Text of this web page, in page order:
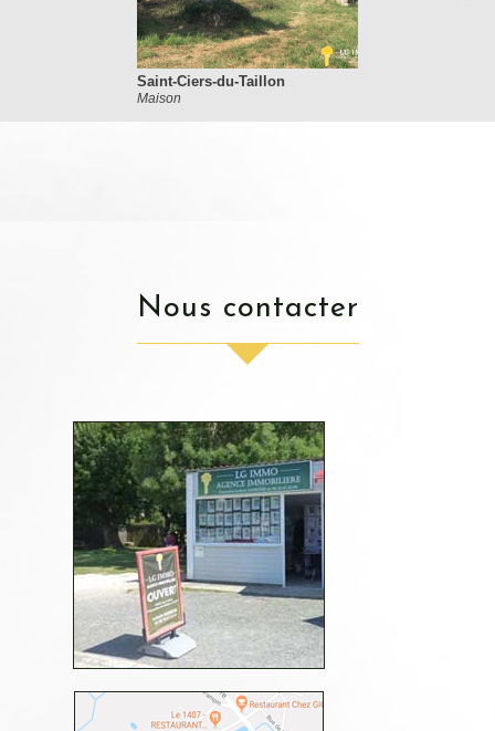
Saint-Ciers-du-Taillon
Maison
nous contacter